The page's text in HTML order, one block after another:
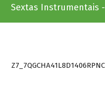
Sextas Instrumentais -